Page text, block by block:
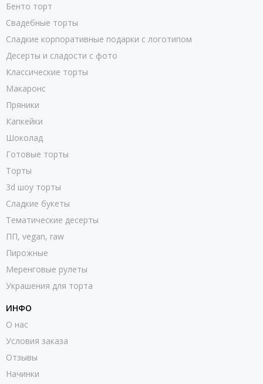
Бенто торт
Свадебные торты
Сладкие корпоративные подарки с логотипом
Десерты и сладости с фото
Классические торты
Макаронс
Пряники
Капкейки
Шоколад
Готовые торты
Торты
3d шоу торты
Сладкие букеты
Тематические десерты
ПП, vegan, raw
Пирожные
Меренговые рулеты
Украшения для торта
ИНФО
О нас
Условия заказа
Отзывы
Начинки